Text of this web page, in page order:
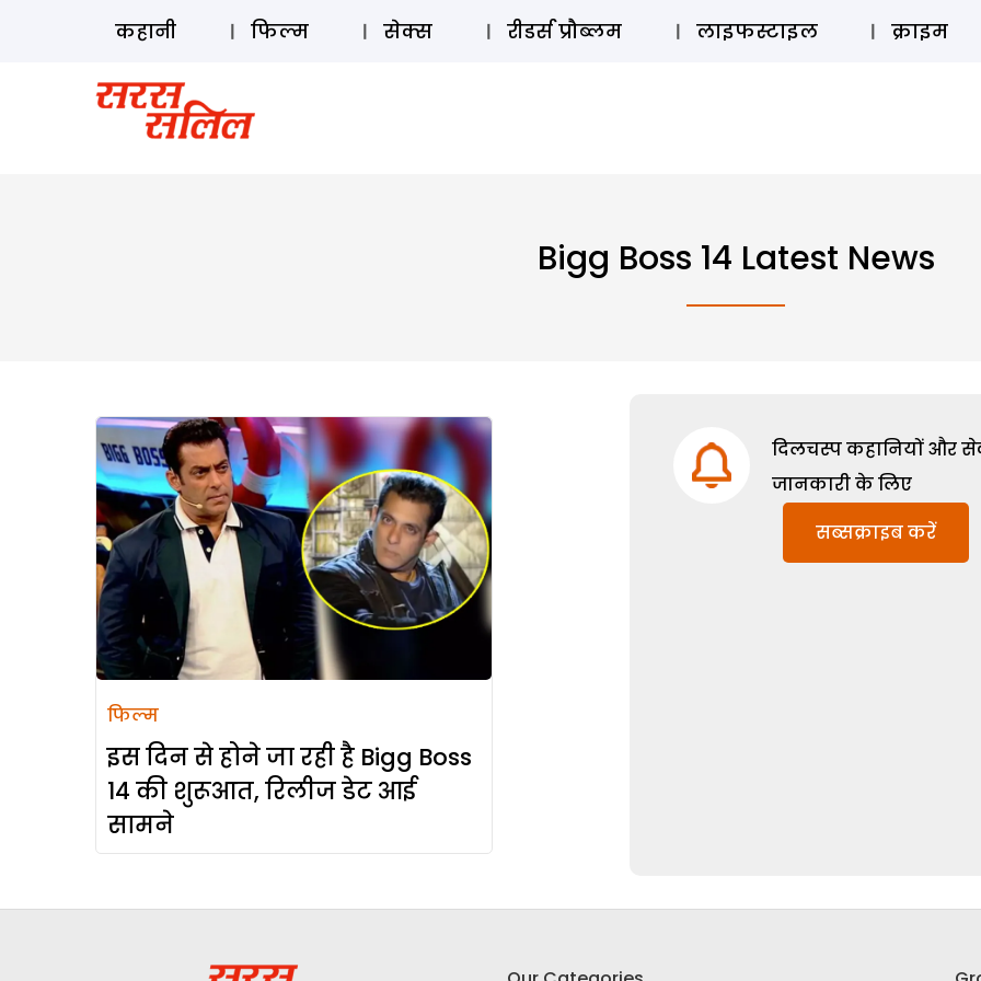
ऑडियो
कहानी फिल्म सेक्स रीडर्स प्रौब्लम लाइफस्टाइल क्राइम
Bigg Boss 14 Latest News
फिल्म
इस दिन से होने जा रही है Bigg Boss
14 की शुरूआत, रिलीज डेट आई
सामने
दिलचस्प कहानियों और
जानकारी के लिए
सब्सक्राइब करें